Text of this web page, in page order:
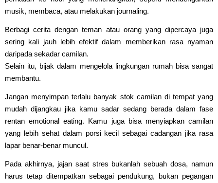
musik, membaca, atau melakukan journaling.
Berbagi cerita dengan teman atau orang yang dipercaya juga
sering kali jauh lebih efektif dalam memberikan rasa nyaman
daripada sekadar camilan.
Selain itu, bijak dalam mengelola lingkungan rumah bisa sangat
membantu.
Jangan menyimpan terlalu banyak stok camilan di tempat yang
mudah dijangkau jika kamu sadar sedang berada dalam fase
rentan emotional eating. Kamu juga bisa menyiapkan camilan
yang lebih sehat dalam porsi kecil sebagai cadangan jika rasa
lapar benar-benar muncul.
Pada akhirnya, jajan saat stres bukanlah sebuah dosa, namun
harus tetap ditempatkan sebagai pendukung, bukan pegangan